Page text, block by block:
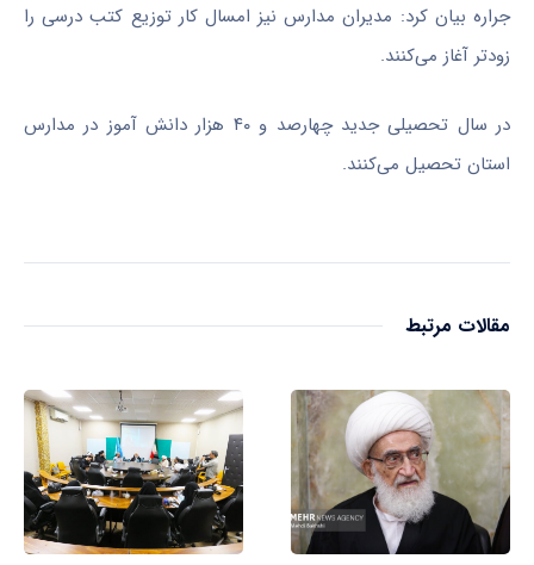
جراره بیان کرد: مدیران مدارس نیز امسال کار توزیع کتب درسی را
زودتر آغاز می‌کنند.
در سال تحصیلی جدید چهارصد و ۴۰ هزار دانش آموز در مدارس
استان تحصیل می‌کنند.
مقالات مرتبط